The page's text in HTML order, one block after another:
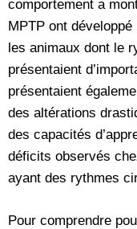
comportement a
MPTP ont
les animaux dont le
présentaient
présentaient
des altérations
des capacités
déficits observés
ayant des rythmes
Pour comprendre